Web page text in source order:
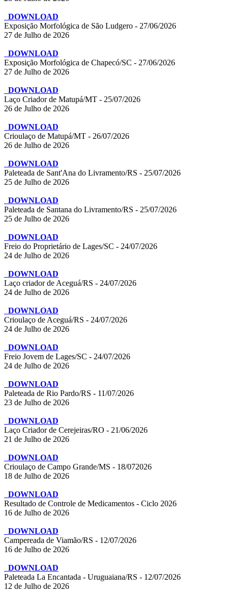
DOWNLOAD
Exposição Morfológica de São Ludgero - 27/06/2026
27 de Julho de 2026
DOWNLOAD
Exposição Morfológica de Chapecó/SC - 27/06/2026
27 de Julho de 2026
DOWNLOAD
Laço Criador de Matupá/MT - 25/07/2026
26 de Julho de 2026
DOWNLOAD
Crioulaço de Matupá/MT - 26/07/2026
26 de Julho de 2026
DOWNLOAD
Paleteada de Sant'Ana do Livramento/RS - 25/07/2026
25 de Julho de 2026
DOWNLOAD
Paleteada de Santana do Livramento/RS - 25/07/2026
25 de Julho de 2026
DOWNLOAD
Freio do Proprietário de Lages/SC - 24/07/2026
24 de Julho de 2026
DOWNLOAD
Laço criador de Aceguá/RS - 24/07/2026
24 de Julho de 2026
DOWNLOAD
Crioulaço de Aceguá/RS - 24/07/2026
24 de Julho de 2026
DOWNLOAD
Freio Jovem de Lages/SC - 24/07/2026
24 de Julho de 2026
DOWNLOAD
Paleteada de Rio Pardo/RS - 11/07/2026
23 de Julho de 2026
DOWNLOAD
Laço Criador de Cerejeiras/RO - 21/06/2026
21 de Julho de 2026
DOWNLOAD
Crioulaço de Campo Grande/MS - 18/072026
18 de Julho de 2026
DOWNLOAD
Resultado de Controle de Medicamentos - Ciclo 2026
16 de Julho de 2026
DOWNLOAD
Campereada de Viamão/RS - 12/07/2026
16 de Julho de 2026
DOWNLOAD
Paleteada La Encantada - Uruguaiana/RS - 12/07/2026
12 de Julho de 2026